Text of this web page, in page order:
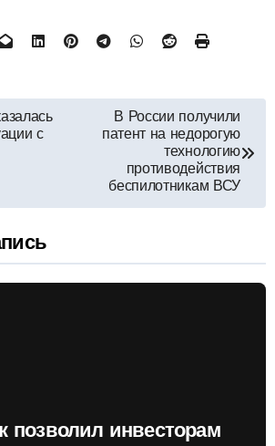
с
В России получили
патент на недорогую
технологию
противодействия
беспилотникам ВСУ
позволил инвесторам